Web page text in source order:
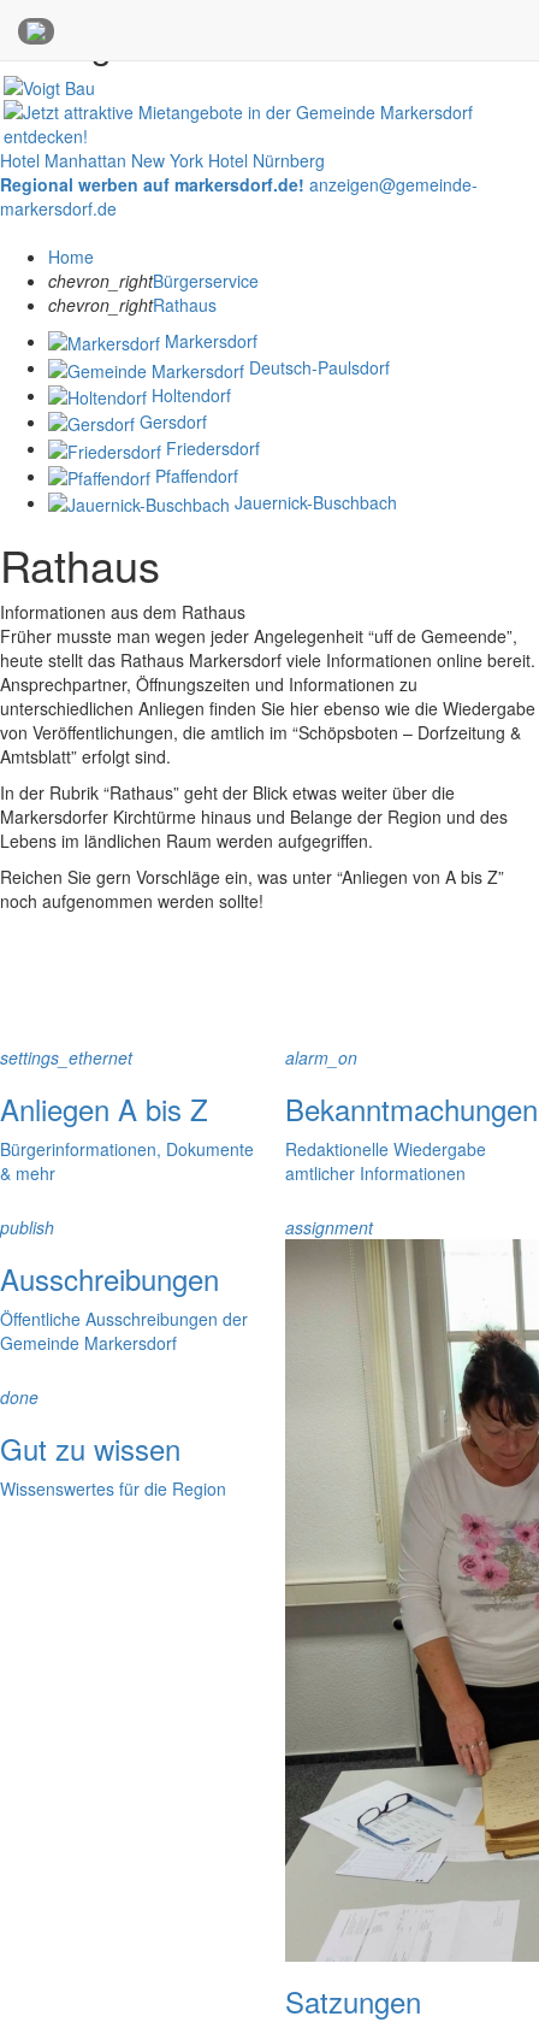
Anzeigen
Hotel Manhattan New York Hotel Nürnberg
Regional werben auf markersdorf.de! anzeigen@gemeinde-
markersdorf.de
Home
chevron_rightBürgerservice
chevron_rightRathaus
Markersdorf
Deutsch-Paulsdorf
Holtendorf
Gersdorf
Friedersdorf
Pfaffendorf
Jauernick-Buschbach
Rathaus
Informationen aus dem Rathaus
Früher musste man wegen jeder Angelegenheit “uff de Gemeende”,
heute stellt das Rathaus Markersdorf viele Informationen online bereit.
Ansprechpartner, Öffnungszeiten und Informationen zu
unterschiedlichen Anliegen finden Sie hier ebenso wie die Wiedergabe
von Veröffentlichungen, die amtlich im “Schöpsboten – Dorfzeitung &
Amtsblatt” erfolgt sind.
In der Rubrik “Rathaus” geht der Blick etwas weiter über die
Markersdorfer Kirchtürme hinaus und Belange der Region und des
Lebens im ländlichen Raum werden aufgegriffen.
Reichen Sie gern Vorschläge ein, was unter “Anliegen von A bis Z”
noch aufgenommen werden sollte!
settings_ethernet
Anliegen A bis Z
Bürgerinformationen, Dokumente
& mehr
alarm_on
Bekanntmachungen
Redaktionelle Wiedergabe
amtlicher Informationen
publish
Ausschreibungen
Öffentliche Ausschreibungen der
Gemeinde Markersdorf
assignment
Satzungen
done
Gut zu wissen
Wissenswertes für die Region